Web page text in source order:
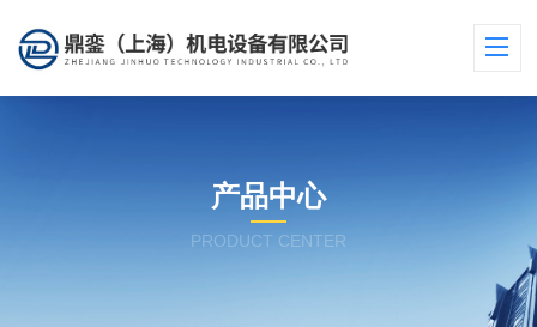
产品中心
PRODUCT CENTER